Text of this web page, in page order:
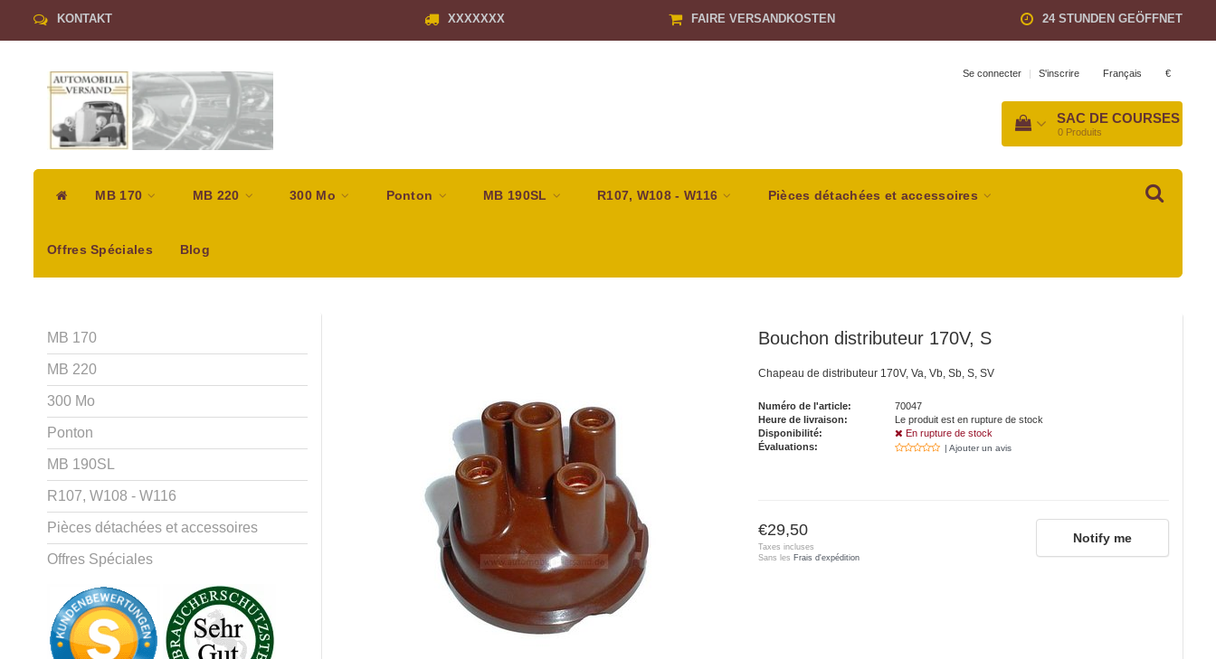
KONTAKT XXXXXXX FAIRE VERSANDKOSTEN 24 STUNDEN GEÖFFNET
Se connecter | S'inscrire Français €
SAC DE COURSES
0 Produits
MB 170 MB 220 300 Mo Ponton MB 190SL R107, W108 - W116 Pièces détachées et accessoires
Offres Spéciales Blog
MB 170
MB 220
300 Mo
Ponton
MB 190SL
R107, W108 - W116
Pièces détachées et accessoires
Offres Spéciales
Bouchon distributeur 170V, S
Chapeau de distributeur 170V, Va, Vb, Sb, S, SV
Numéro de l'article:
70047
Heure de livraison:
Le produit est en rupture de stock
Disponibilité:
En rupture de stock
Évaluations:
| Ajouter un avis
€29,50
Taxes incluses
Sans les Frais d'expédition
Notify me